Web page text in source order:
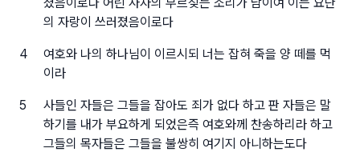
의 자랑이 쓰러졌음이로다
4
여호와 나의 하나님이 이르시되 너는 잡혀 죽을 양 떼를 먹
이라
5
사들인 자들은 그들을 잡아도 죄가 없다 하고 판 자들은 말
하기를 내가 부요하게 되었은즉 여호와께 찬송하리라 하고
그들의 목자들은 그들을 불쌍히 여기지 아니하는도다